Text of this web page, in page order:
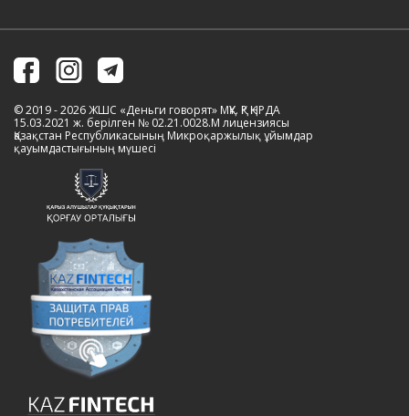
© 2019 - 2026 ЖШС «Деньги говорят» МҚҰ. ҚР ҚНРДА
15.03.2021 ж. берілген № 02.21.0028.M лицензиясы
Қазақстан Республикасының Микроқаржылық ұйымдар
қауымдастығының мүшесі